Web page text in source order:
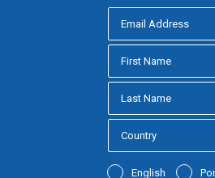
English